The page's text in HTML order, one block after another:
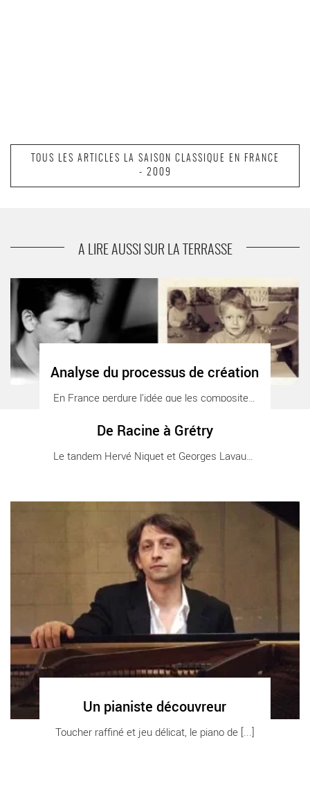
TOUS LES ARTICLES LA SAISON CLASSIQUE EN FRANCE
- 2009
A LIRE AUSSI SUR LA TERRASSE
Analyse du processus de création
En France perdure l’idée que les compositeurs [...]
Analyse du processus de création - Critique sortie
De Racine à Grétry
Le tandem Hervé Niquet et Georges Lavaudant à [...]
De Racine à Grétry - Critique sortie
Un pianiste découvreur
Toucher raffiné et jeu délicat, le piano de [...]